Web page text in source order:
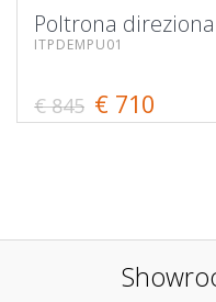
Poltrona
ITPDEMPU01
€ 845 € 710